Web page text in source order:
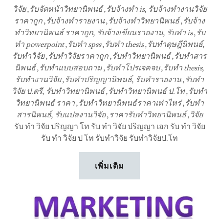
วิจัย,รับจัดหน้าวิทยานิพนธ์,รับจ้างทำ is, รับจ้างทํางานวิจัย
ราคาถูก,รับจ้างทํารายงาน,รับจ้างทําวิทยานิพนธ์,รับจ้าง
ทําวิทยานิพนธ์ ราคาถูก, รับจ้างเขียนรายงาน, รับทำ is,รับ
ทำ powerpoint,รับทำ spss,รับทำ thesis,รับทำดุษฎีนิพนธ์,
รับทำวิจัย,รับทำวิจัยราคาถูก,รับทำวิทยานิพนธ์,รับทำสาร
นิพนธ์,รับทำแบบสอบถาม,รับทำโปรเจคจบ,รับทํา thesis,
รับทํางานวิจัย,รับทําปริญญานิพนธ์, รับทํารายงาน,รับทํา
วิจัย ป.ตรี, รับทําวิทยานิพนธ์,รับทําวิทยานิพนธ์ ป.โท,รับทํา
วิทยานิพนธ์ ราคา,รับทําวิทยานิพนธ์ราคาเท่าไหร่,รับทํา
สารนิพนธ์, รับแปลงานวิจัย,ราคารับทำวิทยานิพนธ์, วิจัย
รับ ทำ วิจัย ปริญญา โท รับ ทำ วิจัย ปริญญา เอก รับ ทำ วิจัย
รับ ทำ วิจัย ป โท รับทำวิจัย รับทำวิจัยป.โท
เพิ่มเติม